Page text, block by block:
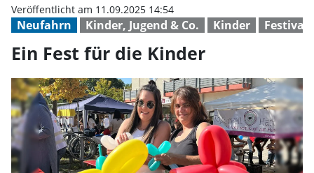
Neufahrn Kinder, Jugend & Co. Kinder Festival
Veröffentlicht am 11.09.2025 14:54
Ein Fest für die Kinder